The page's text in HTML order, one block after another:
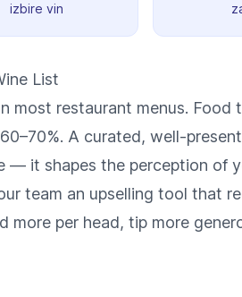
izbire vin
List
most restaurant menus. Food
A curated, well-
— it shapes the perception of
team an upselling tool that
more per head, tip more